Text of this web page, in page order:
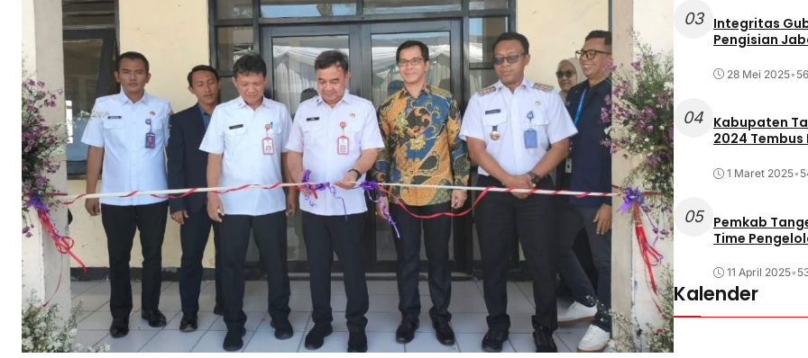
03
Integritas
Pengisian
28 Mei 2025•
04 Kabupaten
2024 Tembus
1 Maret 2025•
05
Pemkab
Time
11 April 2025•
Kalender